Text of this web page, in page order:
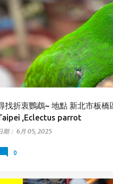
找折衷鸚鵡~ 地點 新北市板橋
,Eclectus parrot
期： 6月 05, 2025
折衷鸚鵡 板橋區
ECLECTUS PARROT NEW TAIPEI
0